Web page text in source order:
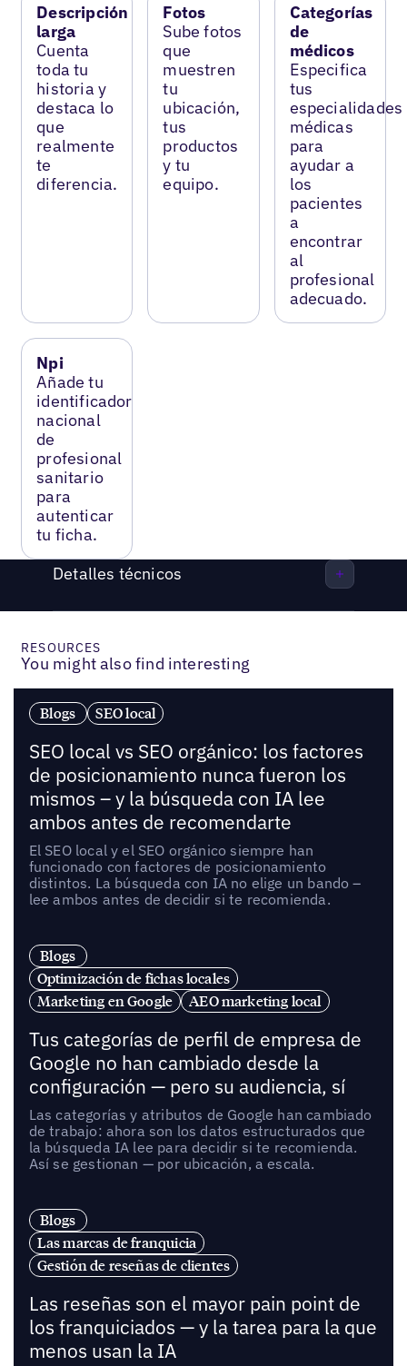
Descripción
larga
Cuenta
toda tu
historia y
destaca lo
que
realmente
te
diferencia.
Fotos
Sube fotos
que
muestren
tu
ubicación,
tus
productos
y tu
equipo.
Categorías
de
médicos
Especifica
tus
especialidades
médicas
para
ayudar a
los
pacientes
a
encontrar
al
profesional
adecuado.
Npi
Añade tu
identificador
nacional
de
profesional
sanitario
para
autenticar
tu ficha.
Detalles técnicos
RESOURCES
You might also find interesting
Blogs SEO local
SEO local vs SEO orgánico: los factores
de posicionamiento nunca fueron los
mismos – y la búsqueda con IA lee
ambos antes de recomendarte
El SEO local y el SEO orgánico siempre han
funcionado con factores de posicionamiento
distintos. La búsqueda con IA no elige un bando –
lee ambos antes de decidir si te recomienda.
Blogs
Optimización de fichas locales
Marketing en Google
AEO marketing local
Tus categorías de perfil de empresa de
Google no han cambiado desde la
configuración — pero su audiencia, sí
Las categorías y atributos de Google han cambiado
de trabajo: ahora son los datos estructurados que
la búsqueda IA lee para decidir si te recomienda.
Así se gestionan — por ubicación, a escala.
Blogs
Las marcas de franquicia
Gestión de reseñas de clientes
Las reseñas son el mayor pain point de
los franquiciados — y la tarea para la que
menos usan la IA